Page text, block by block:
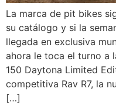
La marca de pit bikes
su catálogo y si la
llegada en exclusiva
ahora le toca el turno a
150 Daytona Limited
competitiva Rav R7, la
[…]